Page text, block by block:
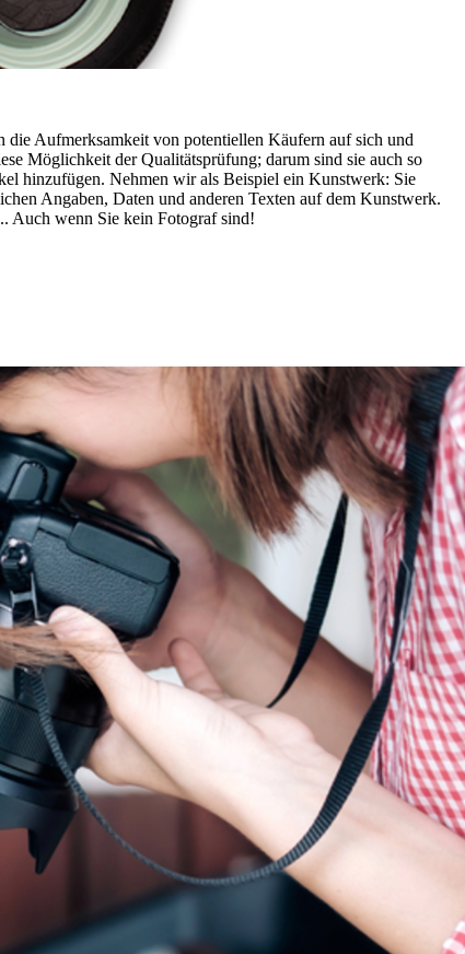
die Aufmerksamkeit von potentiellen Käufern auf sich und
Möglichkeit der Qualitätsprüfung; darum sind sie auch so
hinzufügen. Nehmen wir als Beispiel ein Kunstwerk: Sie
Angaben, Daten und anderen Texten auf dem Kunstwerk.
Auch wenn Sie kein Fotograf sind!